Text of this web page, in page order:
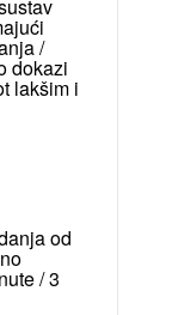
/
dokazi
lakšim i
od
/ 3